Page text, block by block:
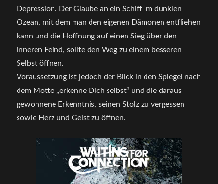
Depression. Der Glaube an ein Schiff im dunklen
Ozean, mit dem man den eigenen Dämonen entfliehen
kann und die Hoffnung auf einen Sieg über den
inneren Feind, sollte den Weg zu einem besseren
Selbst öffnen.
Voraussetzung ist jedoch der Blick in den Spiegel nach
dem Motto „erkenne Dich selbst“ und die daraus
gewonnene Erkenntnis, seinen Stolz zu vergessen
sowie Herz und Geist zu öffnen.